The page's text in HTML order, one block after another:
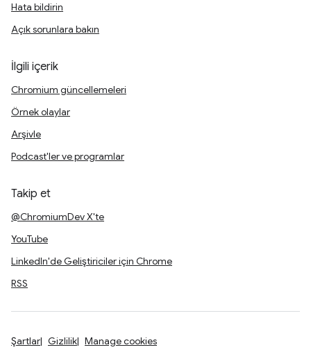
Hata bildirin
Açık sorunlara bakın
İlgili içerik
Chromium güncellemeleri
Örnek olaylar
Arşivle
Podcast'ler ve programlar
Takip et
@ChromiumDev X'te
YouTube
LinkedIn'de Geliştiriciler için Chrome
RSS
Şartlar Gizlilik Manage cookies